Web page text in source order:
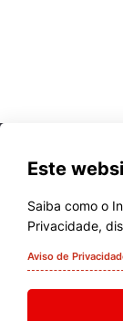
Este
Saiba como o
Privacidade,
Aviso de
Quem Somos
Comunidade